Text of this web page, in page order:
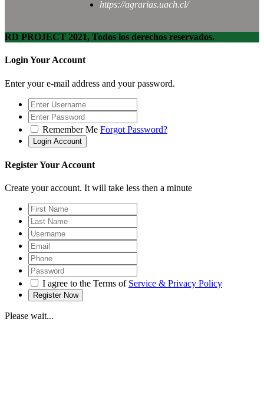
https://agrarias.uach.cl/
RD PROJECT 2021, Todos los derechos reservados.
Login Your Account
Enter your e-mail address and your password.
Remember Me Forgot Password?
Register Your Account
Create your account. It will take less then a minute
I agree to the Terms of Service & Privacy Policy
Please wait...